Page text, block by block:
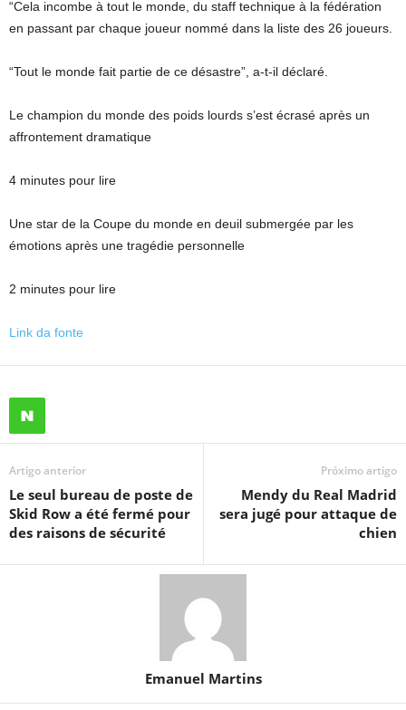
“Cela incombe à tout le monde, du staff technique à la fédération
en passant par chaque joueur nommé dans la liste des 26 joueurs.
“Tout le monde fait partie de ce désastre”, a-t-il déclaré.
Le champion du monde des poids lourds s’est écrasé après un
affrontement dramatique
4 minutes pour lire
Une star de la Coupe du monde en deuil submergée par les
émotions après une tragédie personnelle
2 minutes pour lire
Link da fonte
Artigo anterior
Le seul bureau de poste de
Skid Row a été fermé pour
des raisons de sécurité
Próximo artigo
Mendy du Real Madrid
sera jugé pour attaque de
chien
Emanuel Martins